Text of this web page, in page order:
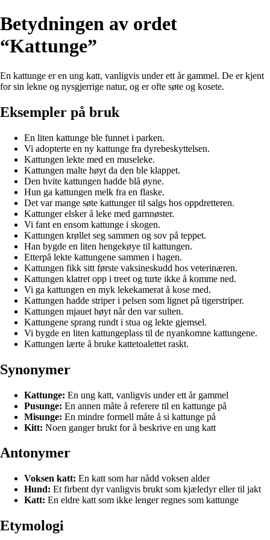
Betydningen av ordet
“Kattunge”
En kattunge er en ung katt, vanligvis under ett år gammel. De er kjent
for sin lekne og nysgjerrige natur, og er ofte søte og kosete.
Eksempler på bruk
En liten kattunge ble funnet i parken.
Vi adopterte en ny kattunge fra dyrebeskyttelsen.
Kattungen lekte med en museleke.
Kattungen malte høyt da den ble klappet.
Den hvite kattungen hadde blå øyne.
Hun ga kattungen melk fra en flaske.
Det var mange søte kattunger til salgs hos oppdretteren.
Kattunger elsker å leke med garnnøster.
Vi fant en ensom kattunge i skogen.
Kattungen krøllet seg sammen og sov på teppet.
Han bygde en liten hengekøye til kattungen.
Etterpå lekte kattungene sammen i hagen.
Kattungen fikk sitt første vaksineskudd hos veterinæren.
Kattungen klatret opp i treet og turte ikke å komme ned.
Vi ga kattungen en myk lekekamerat å kose med.
Kattungen hadde striper i pelsen som lignet på tigerstriper.
Kattungen mjauet høyt når den var sulten.
Kattungene sprang rundt i stua og lekte gjemsel.
Vi bygde en liten kattungeplass til de nyankomne kattungene.
Kattungen lærte å bruke kattetoalettet raskt.
Synonymer
Kattunge: En ung katt, vanligvis under ett år gammel
Pusunge: En annen måte å referere til en kattunge på
Misunge: En mindre formell måte å si kattunge på
Kitt: Noen ganger brukt for å beskrive en ung katt
Antonymer
Voksen katt: En katt som har nådd voksen alder
Hund: Et firbent dyr vanligvis brukt som kjæledyr eller til jakt
Katt: En eldre katt som ikke lenger regnes som kattunge
Etymologi